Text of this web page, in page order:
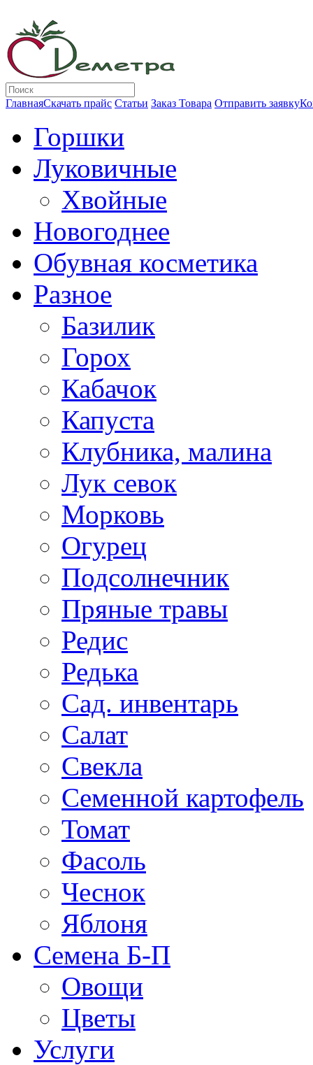
ГлавнаяСкачать прайс Статьи Заказ Товара Отправить заявку
Горшки
Луковичные
Хвойные
Новогоднее
Обувная косметика
Разное
Базилик
Горох
Кабачок
Капуста
Клубника, малина
Лук севок
Морковь
Огурец
Подсолнечник
Пряные травы
Редис
Редька
Сад. инвентарь
Салат
Свекла
Семенной картофель
Томат
Фасоль
Чеснок
Яблоня
Семена Б-П
Овощи
Цветы
Услуги